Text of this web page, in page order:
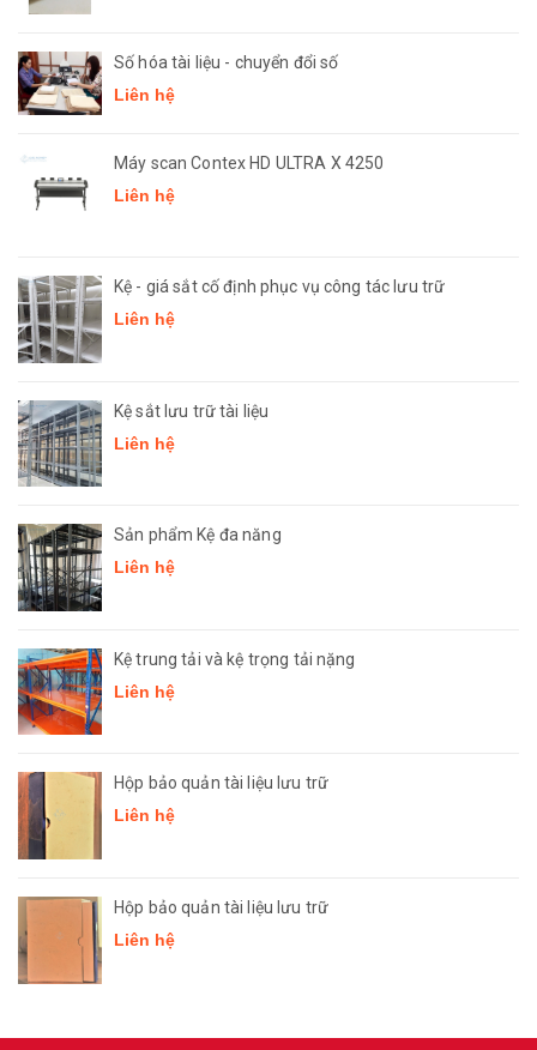
Số hóa tài liệu - chuyển đổi số
Liên hệ
Máy scan Contex HD ULTRA X 4250
Liên hệ
Kệ - giá sắt cố định phục vụ công tác lưu trữ
Liên hệ
Kệ sắt lưu trữ tài liệu
Liên hệ
Sản phẩm Kệ đa năng
Liên hệ
Kệ trung tải và kệ trọng tải nặng
Liên hệ
Hộp bảo quản tài liệu lưu trữ
Liên hệ
Hộp bảo quản tài liệu lưu trữ
Liên hệ